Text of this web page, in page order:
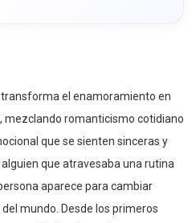
transforma el enamoramiento en
mezclando romanticismo cotidiano
que se sienten sinceras y
que atravesaba una rutina
aparece para cambiar
mundo. Desde los primeros